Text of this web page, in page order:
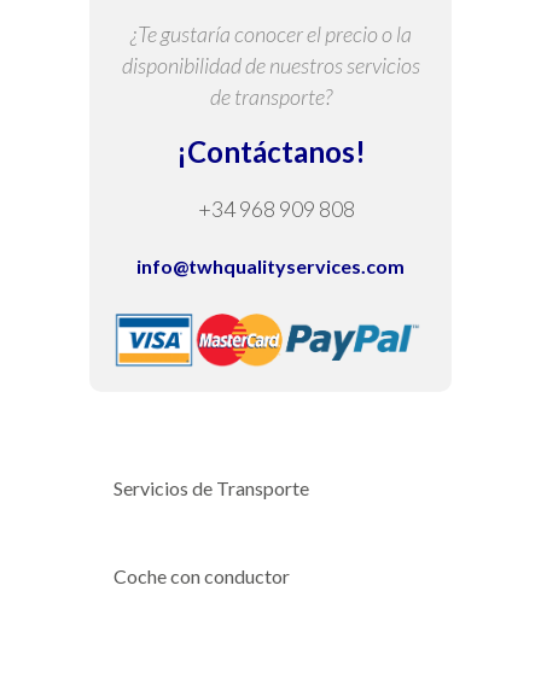
¿Te gustaría conocer el precio o la
disponibilidad de nuestros servicios
de transporte?
¡Contáctanos!
+34 968 909 808
info@twhqualityservices.com
Servicios de Transporte
Coche con conductor